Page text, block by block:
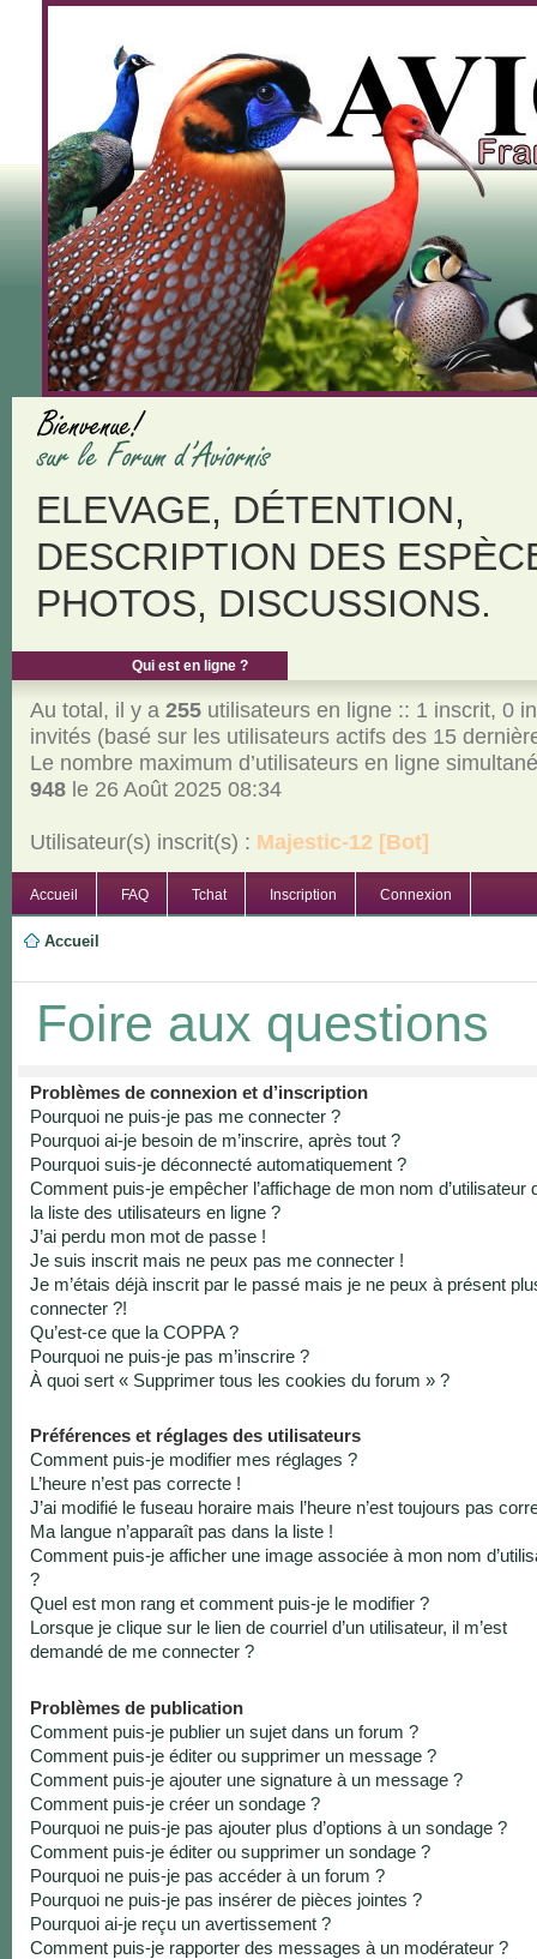
ELEVAGE, DÉTENTION,
DESCRIPTION DES
PHOTOS, DISCUSSIONS.
Qui est en ligne ?
Au total, il y a 255utilisateurs en ligne :: 1 inscrit, 0
invités (basé sur les utilisateurs actifs des 15
Le nombre maximum d’utilisateurs en ligne
948le 26 Août 2025 08:34
Utilisateur(s) inscrit(s) : Majestic-12 [Bot]
Accueil FAQ Tchat Inscription Connexion
Accueil
Foire aux questions
Problèmes de connexion et d’inscription
Pourquoi ne puis-je pas me connecter ?
Pourquoi ai-je besoin de m’inscrire, après tout ?
Pourquoi suis-je déconnecté automatiquement ?
Comment puis-je empêcher l’affichage de mon nom d’utilisateur
la liste des utilisateurs en ligne ?
J’ai perdu mon mot de passe !
Je suis inscrit mais ne peux pas me connecter !
Je m’étais déjà inscrit par le passé mais je ne peux à présent
connecter ?!
Qu’est-ce que la COPPA ?
Pourquoi ne puis-je pas m’inscrire ?
À quoi sert « Supprimer tous les cookies du forum » ?
Préférences et réglages des utilisateurs
Comment puis-je modifier mes réglages ?
L’heure n’est pas correcte !
J’ai modifié le fuseau horaire mais l’heure n’est toujours pas
Ma langue n’apparaît pas dans la liste !
Comment puis-je afficher une image associée à mon nom
?
Quel est mon rang et comment puis-je le modifier ?
Lorsque je clique sur le lien de courriel d’un utilisateur, il m’est
demandé de me connecter ?
Problèmes de publication
Comment puis-je publier un sujet dans un forum ?
Comment puis-je éditer ou supprimer un message ?
Comment puis-je ajouter une signature à un message ?
Comment puis-je créer un sondage ?
Pourquoi ne puis-je pas ajouter plus d’options à un sondage ?
Comment puis-je éditer ou supprimer un sondage ?
Pourquoi ne puis-je pas accéder à un forum ?
Pourquoi ne puis-je pas insérer de pièces jointes ?
Pourquoi ai-je reçu un avertissement ?
Comment puis-je rapporter des messages à un modérateur ?